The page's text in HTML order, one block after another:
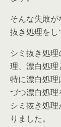
そんな失敗
抜き処理をし
シミ抜き処
理、漂白処理
特に漂白処
づつ漂白処理
シミ抜き処
りました。